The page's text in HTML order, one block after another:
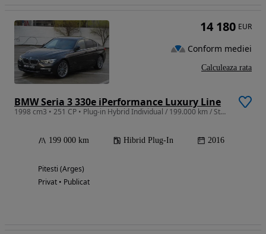
BMW Seria 3 330e iPerformance Luxury Line
1998 cm3 • 251 CP • Plug-in Hybrid Individual / 199.000 km / Stare perfecta
199 000 km Hibrid Plug-In 2016
Pitesti (Arges)
Privat • Publicat
14 180 EUR
Conform mediei
Calculeaza rata